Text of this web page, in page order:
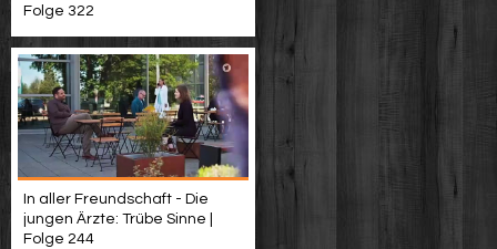
Folge 322
In aller Freundschaft - Die
jungen Ärzte: Trübe Sinne |
Folge 244